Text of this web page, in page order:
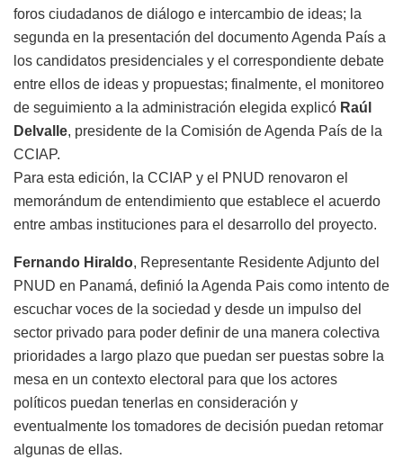
foros ciudadanos de diálogo e intercambio de ideas; la
segunda en la presentación del documento Agenda País a
los candidatos presidenciales y el correspondiente debate
entre ellos de ideas y propuestas; finalmente, el monitoreo
de seguimiento a la administración elegida explicó Raúl
Delvalle, presidente de la Comisión de Agenda País de la
CCIAP.
Para esta edición, la CCIAP y el PNUD renovaron el
memorándum de entendimiento que establece el acuerdo
entre ambas instituciones para el desarrollo del proyecto.
Fernando Hiraldo, Representante Residente Adjunto del
PNUD en Panamá, definió la Agenda Pais como intento de
escuchar voces de la sociedad y desde un impulso del
sector privado para poder definir de una manera colectiva
prioridades a largo plazo que puedan ser puestas sobre la
mesa en un contexto electoral para que los actores
políticos puedan tenerlas en consideración y
eventualmente los tomadores de decisión puedan retomar
algunas de ellas.